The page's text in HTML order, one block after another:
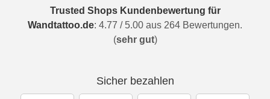
Trusted Shops Kundenbewertung für
Wandtattoo.de: 4.77 / 5.00 aus 264 Bewertungen.
(sehr gut)
Sicher bezahlen